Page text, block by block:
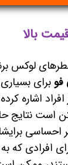
بالا
لوکس
برای
اشاره
است نتایج
احساسی
افرادی که